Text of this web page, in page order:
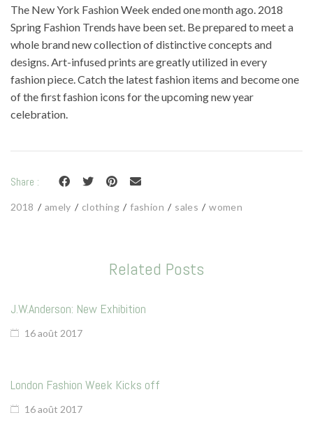
Mode
Echarpes / Pareos
Kimonos
Blouses et jupes
Trousses de toilette
La vie en vert
Carte cadeau
The New York Fashion Week ended one month ago. 2018
Spring Fashion Trends have been set. Be prepared to meet a
whole brand new collection of distinctive concepts and
designs. Art-infused prints are greatly utilized in every
fashion piece. Catch the latest fashion items and become one
of the first fashion icons for the upcoming new year
celebration.
Share :
2018 amely clothing fashion sales women
Related Posts
J.W.Anderson: New Exhibition
16 août 2017
London Fashion Week Kicks off
16 août 2017